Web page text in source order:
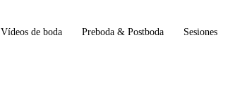
Vídeos de boda Preboda & Postboda Sesiones